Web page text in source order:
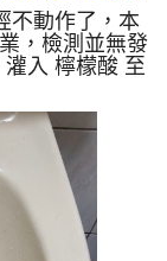
不動作了，本
，檢測並無發
入 檸檬酸 至
，啟動 螺旋
現咖啡，二
正常了。 如
泥沙堆積，洗
化錳，管壁上
一樣黑，有些
，生鏽產生銅